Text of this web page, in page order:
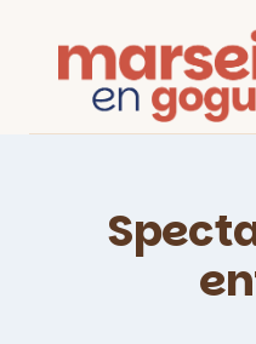
contenu